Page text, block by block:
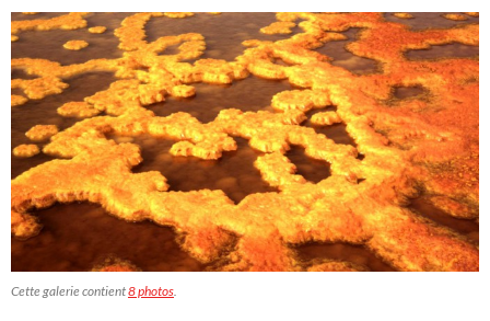
Cette galerie contient8 photos.